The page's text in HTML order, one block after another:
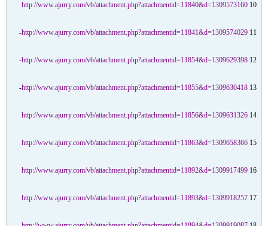
http://www.ajurry.com/vb/attachment.php?attachmentid=11840&d=1309573160 10
http://www.ajurry.com/vb/attachment.php?attachmentid=11841&d=1309574029 11-
http://www.ajurry.com/vb/attachment.php?attachmentid=11854&d=1309629398 12-
http://www.ajurry.com/vb/attachment.php?attachmentid=11855&d=1309630418 13-
http://www.ajurry.com/vb/attachment.php?attachmentid=11856&d=1309631326 14
http://www.ajurry.com/vb/attachment.php?attachmentid=11863&d=1309658366 15
http://www.ajurry.com/vb/attachment.php?attachmentid=11892&d=1309917499 16
http://www.ajurry.com/vb/attachment.php?attachmentid=11893&d=1309918257 17